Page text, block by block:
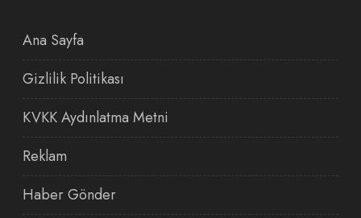
Ana Sayfa
Gizlilik Politikası
KVKK Aydınlatma Metni
Reklam
Haber Gönder